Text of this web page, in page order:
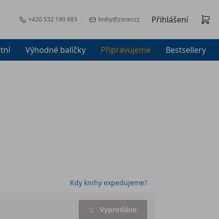
+420 532 190 883 knihy@zoner.cz Přihlášení
Výhodné balíčky Připravujeme Bestsellery
Kdy knihy expedujeme?
Vyprodáno